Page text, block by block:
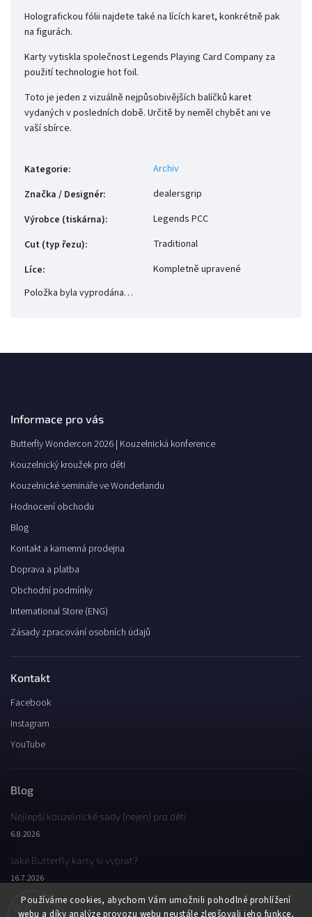
Používáme cookies, abychom Vám umožnili pohodlné prohlížení
webu a díky analýze provozu webu neustále zlepšovali jeho funkce,
Holografickou fólii najdete také na lících karet, konkrétně pak
na figurách.
Karty vytiskla společnost Legends Playing Card Company za
použití technologie hot foil.
Toto je jeden z vizuálně nejpůsobivějších balíčků karet
vydaných v posledních době. Určitě by neměl chybět ani ve
vaší sbírce.
Kategorie:
Archiv
Značka / Designér:
dealersgrip
Výrobce (tiskárna):
Legends PCC
Cut (typ řezu):
Traditional
Líce:
Kompletně upravené
Položka byla vyprodána…
Informace pro vás
Butterfly Wondercon 2026 | Kouzelnická konference
Kouzelnický kroužek pro děti
Kouzelnické semináře ve Wonderlandu
Hodnocení obchodu
Blog
Kontakt a kamenná prodejna
Doprava a platba
Obchodní podmínky
International Store (ENG)
Zásady zpracování osobních údajů
Kontakt
Facebook
Instagram
YouTube
Blog
Nejlepší kouzelnické sady (nejen) pro děti
6.8.2026
Jaké Butterfly karty si vybrat?
16.7.2026
Jaký byl Butterfly Wondercon 2025?